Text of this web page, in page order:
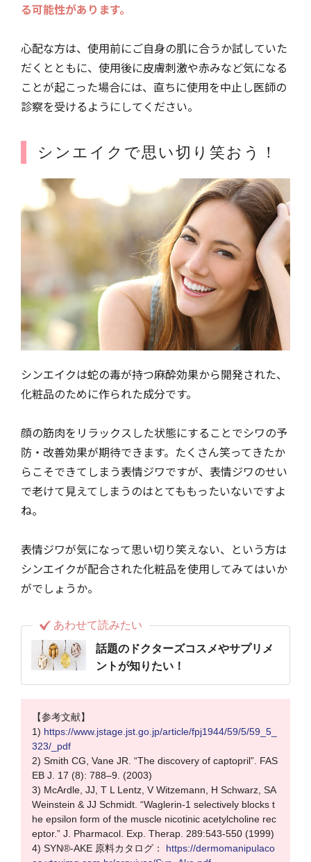
る可能性があります。
心配な方は、使用前にご自身の肌に合うか試していた
だくとともに、使用後に皮膚刺激や赤みなど気になる
ことが起こった場合には、直ちに使用を中止し医師の
診察を受けるようにしてください。
シンエイクで思い切り笑おう！
シンエイクは蛇の毒が持つ麻酔効果から開発された、
化粧品のために作られた成分です。
顔の筋肉をリラックスした状態にすることでシワの予
防・改善効果が期待できます。たくさん笑ってきたか
らこそできてしまう表情ジワですが、表情ジワのせい
で老けて見えてしまうのはとてももったいないですよ
ね。
表情ジワが気になって思い切り笑えない、という方は
シンエイクが配合された化粧品を使用してみてはいか
がでしょうか。
あわせて読みたい
話題のドクターズコスメやサプリメ
ントが知りたい！
【参考文献】
1) https://www.jstage.jst.go.jp/article/fpj1944/59/5/59_5_
323/_pdf
2) Smith CG, Vane JR. “The discovery of captopril”. FAS
EB J. 17 (8): 788–9. (2003)
3) McArdle, JJ, T L Lentz, V Witzemann, H Schwarz, SA
Weinstein & JJ Schmidt. “Waglerin-1 selectively blocks t
he epsilon form of the muscle nicotinic acetylcholine rec
eptor.” J. Pharmacol. Exp. Therap. 289:543-550 (1999)
4) SYN®-AKE 原料カタログ： https://dermomanipulaco